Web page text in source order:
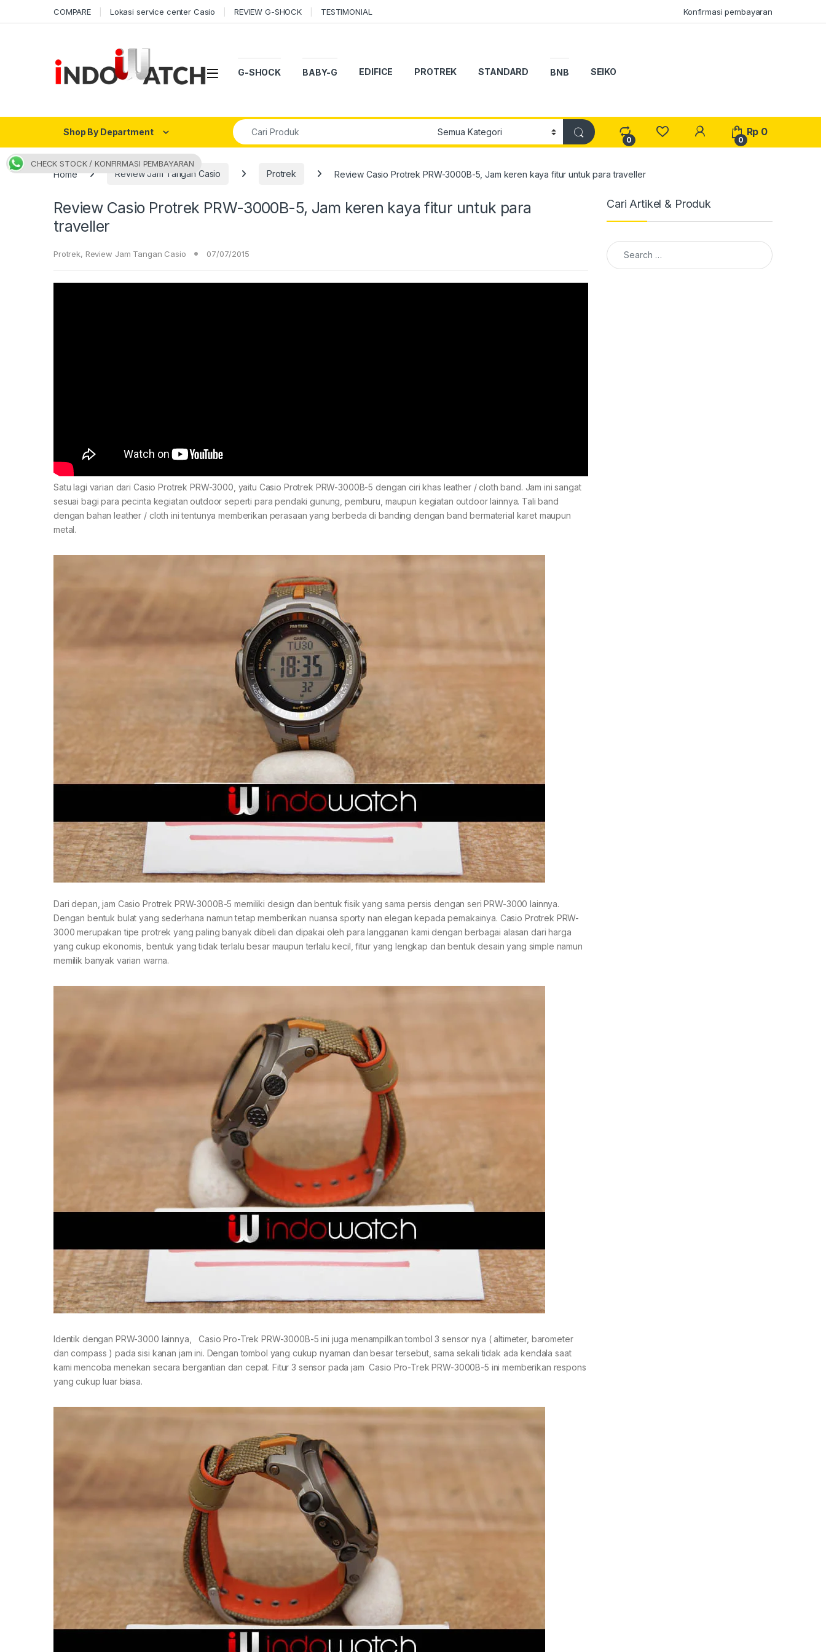
COMPARE Lokasi service center Casio REVIEW G-SHOCK TESTIMONIAL Konfirmasi pembayaran
Open G-SHOCK BABY-G EDIFICE PROTREK STANDARD BNB SEIKO
Shop By Department
Search for:
0
My Account
0
Rp 0
Home Review Jam Tangan Casio Protrek Review Casio Protrek PRW-3000B-5, Jam keren kaya fitur untuk para traveller
Review Casio Protrek PRW-3000B-5, Jam keren kaya fitur untuk para
traveller
Protrek, Review Jam Tangan Casio 07/07/2015
Satu lagi varian dari Casio Protrek PRW-3000, yaitu Casio Protrek PRW-3000B-5 dengan ciri khas leather / cloth band. Jam ini sangat
sesuai bagi para pecinta kegiatan outdoor seperti para pendaki gunung, pemburu, maupun kegiatan outdoor lainnya. Tali band
dengan bahan leather / cloth ini tentunya memberikan perasaan yang berbeda di banding dengan band bermaterial karet maupun
metal.
Dari depan, jam Casio Protrek PRW-3000B-5 memiliki design dan bentuk fisik yang sama persis dengan seri PRW-3000 lainnya.
Dengan bentuk bulat yang sederhana namun tetap memberikan nuansa sporty nan elegan kepada pemakainya. Casio Protrek PRW-
3000 merupakan tipe protrek yang paling banyak dibeli dan dipakai oleh para langganan kami dengan berbagai alasan dari harga
yang cukup ekonomis, bentuk yang tidak terlalu besar maupun terlalu kecil, fitur yang lengkap dan bentuk desain yang simple namun
memilik banyak varian warna.
Identik dengan PRW-3000 lainnya, Casio Pro-Trek PRW-3000B-5 ini juga menampilkan tombol 3 sensor nya ( altimeter, barometer
dan compass ) pada sisi kanan jam ini. Dengan tombol yang cukup nyaman dan besar tersebut, sama sekali tidak ada kendala saat
kami mencoba menekan secara bergantian dan cepat. Fitur 3 sensor pada jam Casio Pro-Trek PRW-3000B-5 ini memberikan respons
yang cukup luar biasa.
Cari Artikel & Produk
Search for:
CHECK STOCK / KONFIRMASI PEMBAYARAN